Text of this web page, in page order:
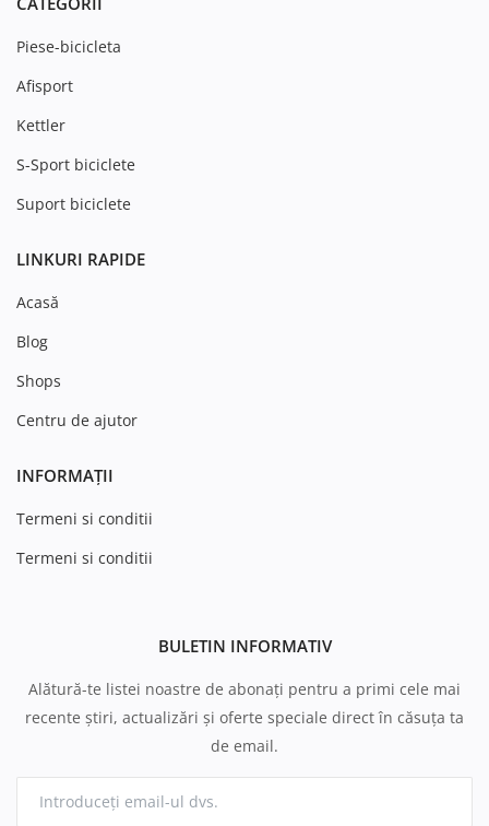
Piese-bicicleta
Afisport
Kettler
S-Sport biciclete
Suport biciclete
LINKURI RAPIDE
Acasă
Blog
Shops
Centru de ajutor
INFORMAȚII
Termeni si conditii
Termeni si conditii
BULETIN INFORMATIV
Alătură-te listei noastre de abonați pentru a primi cele mai
recente știri, actualizări și oferte speciale direct în căsuța ta
de email.